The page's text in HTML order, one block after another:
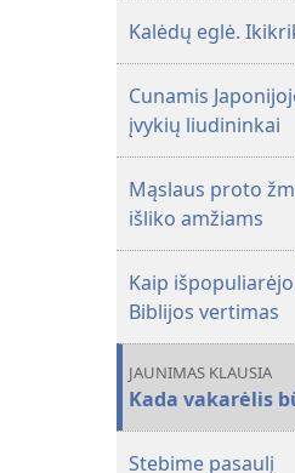
Kalėdų eglė.
Cunamis
įvykių liudininkai
Mąslaus proto
išliko amžiams
Kaip
Biblijos vertimas
JAUNIMAS KLAUSIA
Kada vakarėlis
Stebime pasaulį